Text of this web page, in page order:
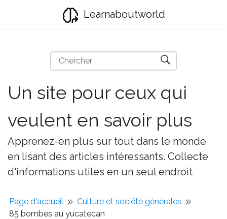
Learnaboutworld
Un site pour ceux qui
veulent en savoir plus
Apprenez-en plus sur tout dans le monde
en lisant des articles intéressants. Collecte
d'informations utiles en un seul endroit
Page d'accueil
Culture et société générales
85 bombes au yucatecan